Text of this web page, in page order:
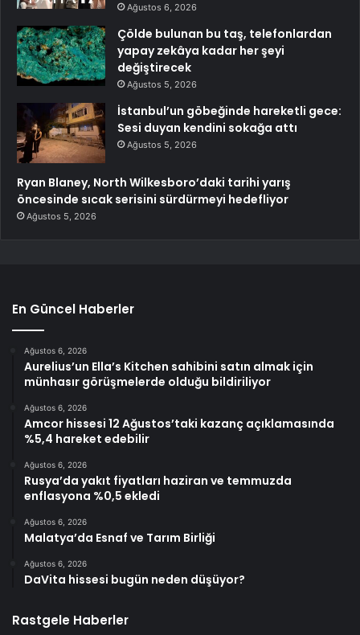
Ağustos 6, 2026
Çölde bulunan bu taş, telefonlardan
yapay zekâya kadar her şeyi
değiştirecek
Ağustos 5, 2026
İstanbul’un göbeğinde hareketli gece:
Sesi duyan kendini sokağa attı
Ağustos 5, 2026
Ryan Blaney, North Wilkesboro’daki tarihi yarış
öncesinde sıcak serisini sürdürmeyi hedefliyor
Ağustos 5, 2026
En Güncel Haberler
Ağustos 6, 2026
Aurelius’un Ella’s Kitchen sahibini satın almak için
münhasır görüşmelerde olduğu bildiriliyor
Ağustos 6, 2026
Amcor hissesi 12 Ağustos’taki kazanç açıklamasında
%5,4 hareket edebilir
Ağustos 6, 2026
Rusya’da yakıt fiyatları haziran ve temmuzda
enflasyona %0,5 ekledi
Ağustos 6, 2026
Malatya’da Esnaf ve Tarım Birliği
Ağustos 6, 2026
DaVita hissesi bugün neden düşüyor?
Rastgele Haberler